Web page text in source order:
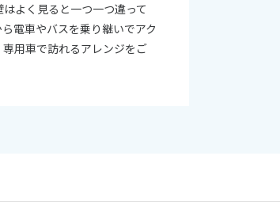
よく見ると一つ一つ違って
電車やバスを乗り継いでアク
用車で訪れるアレンジをご